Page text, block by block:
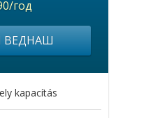
год
ВЕДНАШ
kapacítás